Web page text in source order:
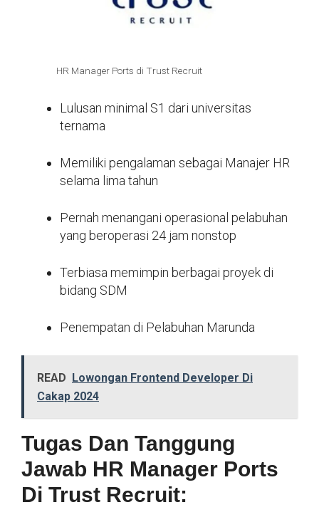
HR Manager Ports di Trust Recruit
Lulusan minimal S1 dari universitas
ternama
Memiliki pengalaman sebagai Manajer HR
selama lima tahun
Pernah menangani operasional pelabuhan
yang beroperasi 24 jam nonstop
Terbiasa memimpin berbagai proyek di
bidang SDM
Penempatan di Pelabuhan Marunda
READ Lowongan Frontend Developer Di
Cakap 2024
Tugas Dan Tanggung
Jawab HR Manager Ports
Di Trust Recruit: